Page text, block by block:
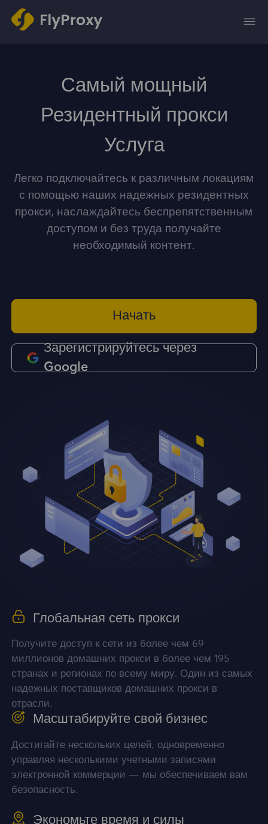
Самый мощный
Резидентный прокси
Услуга
Легко подключайтесь к различным локациям
с помощью наших надежных резидентных
прокси, наслаждайтесь беспрепятственным
доступом и без труда получайте
необходимый контент.
Начать
Зарегистрируйтесь через
Google
Глобальная сеть прокси
Получите доступ к сети из более чем 69
миллионов домашних прокси в более чем 195
странах и регионах по всему миру. Один из самых
надежных поставщиков домашних прокси в
отрасли.
Масштабируйте свой бизнес
Достигайте нескольких целей, одновременно
управляя несколькими учетными записями
электронной коммерции — мы обеспечиваем вам
безопасность.
Экономьте время и силы